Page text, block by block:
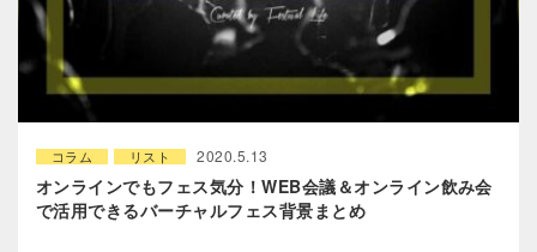
コラム リスト 2020.5.13
オンラインでもフェス気分！WEB会議＆オンライン飲み会
で活用できるバーチャルフェス背景まとめ